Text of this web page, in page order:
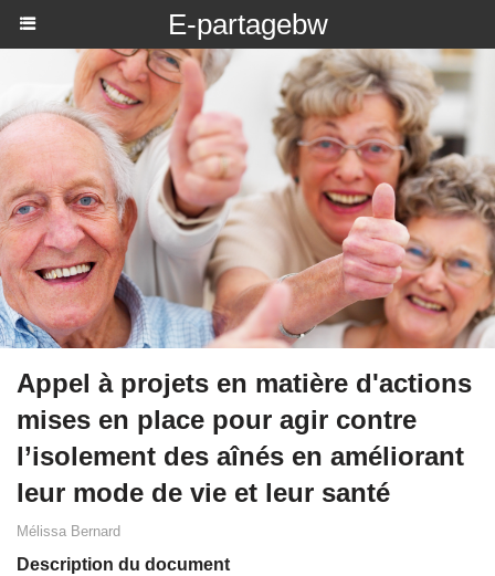
E-partagebw
Appel à projets en matière d'actions
mises en place pour agir contre
l’isolement des aînés en améliorant
leur mode de vie et leur santé
Mélissa Bernard
Description du document